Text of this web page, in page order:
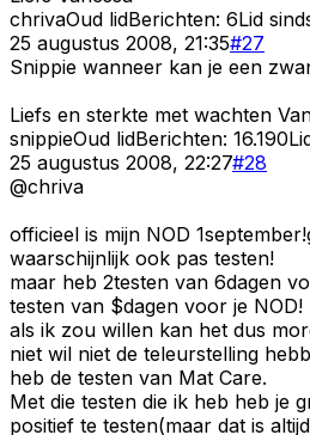
chrivaOud lidBerichten: 6Lid
25 augustus 2008, 21:35#27
Snippie wanneer kan je een
Liefs en sterkte met wachten
snippieOud lidBerichten: 16.190
25 augustus 2008, 22:27#28
@chriva
officieel is mijn NOD
waarschijnlijk ook pas testen!
maar heb 2testen van 6dagen
testen van $dagen voor je NOD!
als ik zou willen kan het dus
niet wil niet de teleurstelling
heb de testen van Mat Care.
Met die testen die ik heb heb je
positief te testen(maar dat is